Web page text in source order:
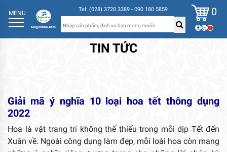
MENU Tel: (028) 3720 3389 - 090 180 5859 0
TIN TỨC
Giải mã ý nghĩa 10 loại hoa tết thông dụng
2022
Hoa là vật trang trí không thể thiếu trong mỗi dịp Tết đến
Xuân về. Ngoài công dụng làm đẹp, mỗi loài hoa còn mang